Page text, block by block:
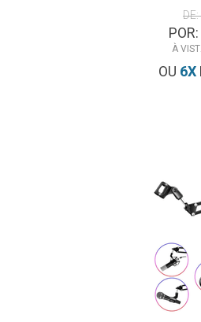
POR:
À
OU 6X